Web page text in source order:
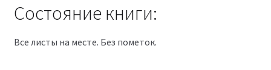
Состояние книги:
Все листы на месте. Без пометок.